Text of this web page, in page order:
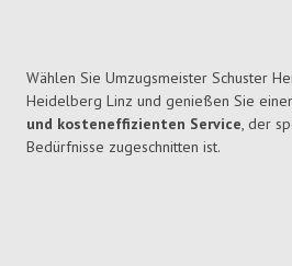
Wählen Sie Umzugsmeister Schuster
Heidelberg Linz und genießen Sie
und kosteneffizienten Service, der
Bedürfnisse zugeschnitten ist.